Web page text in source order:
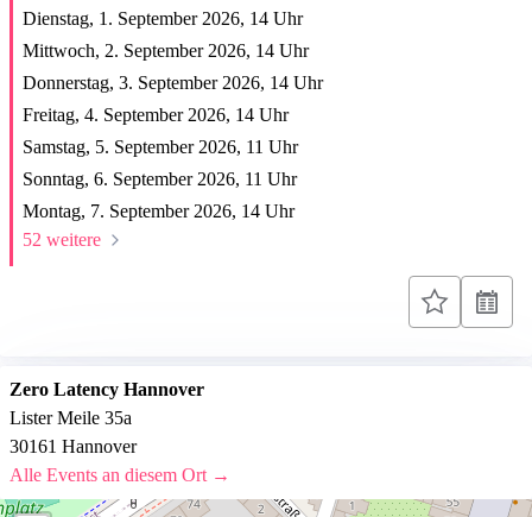
Dienstag, 1. September 2026, 14 Uhr
Mittwoch, 2. September 2026, 14 Uhr
Donnerstag, 3. September 2026, 14 Uhr
Freitag, 4. September 2026, 14 Uhr
Samstag, 5. September 2026, 11 Uhr
Sonntag, 6. September 2026, 11 Uhr
Montag, 7. September 2026, 14 Uhr
52 weitere
Zero Latency Hannover
Lister Meile 35a
30161 Hannover
Alle Events an diesem Ort →